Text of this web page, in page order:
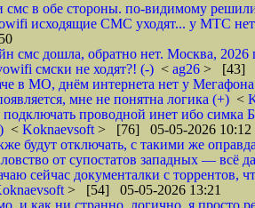
смс в обе стороны. по-видимому
исходящие СМС уходят... у МТС
смс дошла, обратно нет. Москва, 2026
смски не ходят?! (-) < ag26 > [43]
в МО, днём интернета нет у
мне не понятна логика (+) <
подключать проводной инет ибо симка
< Koknaevsoft > [76] 05-05-2026 10:12
будут отключать, с такими же
от супостатов западных — всё
сейчас документалки с торрентов,
> [54] 05-05-2026 13:21
и как ни странно, логично, я просто